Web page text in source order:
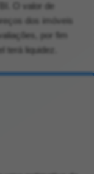
O valor de
dos imóveis
por fim
terá liquidez.